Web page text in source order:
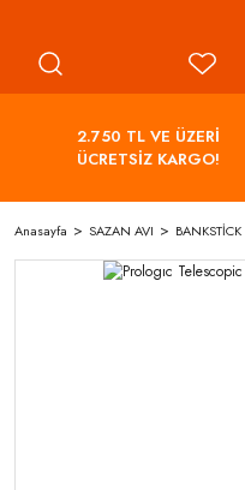
2.750 TL VE ÜZERİ
ÜCRETSİZ KARGO!
Anasayfa SAZAN AVI BANKSTİCK